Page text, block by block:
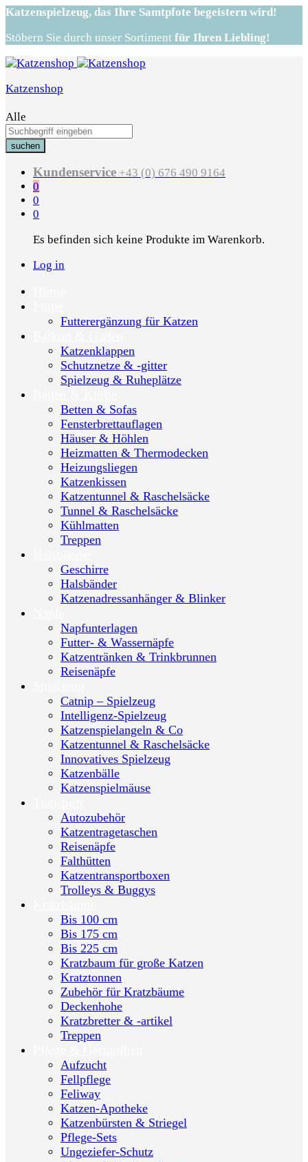
Katzenspielzeug, das Ihre Samtpfote begeistern wird!
Stöbern Sie durch unser Sortiment für Ihren Liebling!
Katzenshop
Alle
suchen
Kundenservice +43 (0) 676 490 9164
0
0
0
Es befinden sich keine Produkte im Warenkorb.
Log in
Futterergänzung für Katzen
Katzenklappen
Schutznetze & -gitter
Spielzeug & Ruheplätze
Betten & Sofas
Fensterbrettauflagen
Häuser & Höhlen
Heizmatten & Thermodecken
Heizungsliegen
Katzenkissen
Katzentunnel & Raschelsäcke
Tunnel & Raschelsäcke
Kühlmatten
Treppen
Geschirre
Halsbänder
Katzenadressanhänger & Blinker
Napfunterlagen
Futter- & Wassernäpfe
Katzentränken & Trinkbrunnen
Reisenäpfe
Catnip – Spielzeug
Intelligenz-Spielzeug
Katzenspielangeln & Co
Katzentunnel & Raschelsäcke
Innovatives Spielzeug
Katzenbälle
Katzenspielmäuse
Autozubehör
Katzentragetaschen
Reisenäpfe
Falthütten
Katzentransportboxen
Trolleys & Buggys
Bis 100 cm
Bis 175 cm
Bis 225 cm
Kratzbaum für große Katzen
Kratztonnen
Zubehör für Kratzbäume
Deckenhohe
Kratzbretter & -artikel
Treppen
Aufzucht
Fellpflege
Feliway
Katzen-Apotheke
Katzenbürsten & Striegel
Pflege-Sets
Ungeziefer-Schutz